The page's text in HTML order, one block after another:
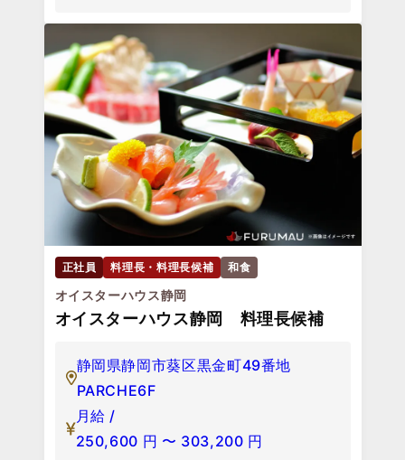
正社員 料理長・料理長候補 和食
オイスターハウス静岡
オイスターハウス静岡 料理長候補
静岡県静岡市葵区黒金町49番地
PARCHE6F
月給 /
250,600 円 〜 303,200 円